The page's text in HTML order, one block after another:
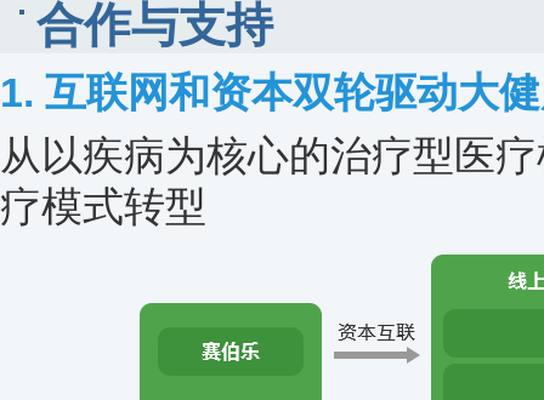
合作与支持
1. 互联网和资本双轮驱动大
从以疾病为核心的治疗型医
疗模式转型